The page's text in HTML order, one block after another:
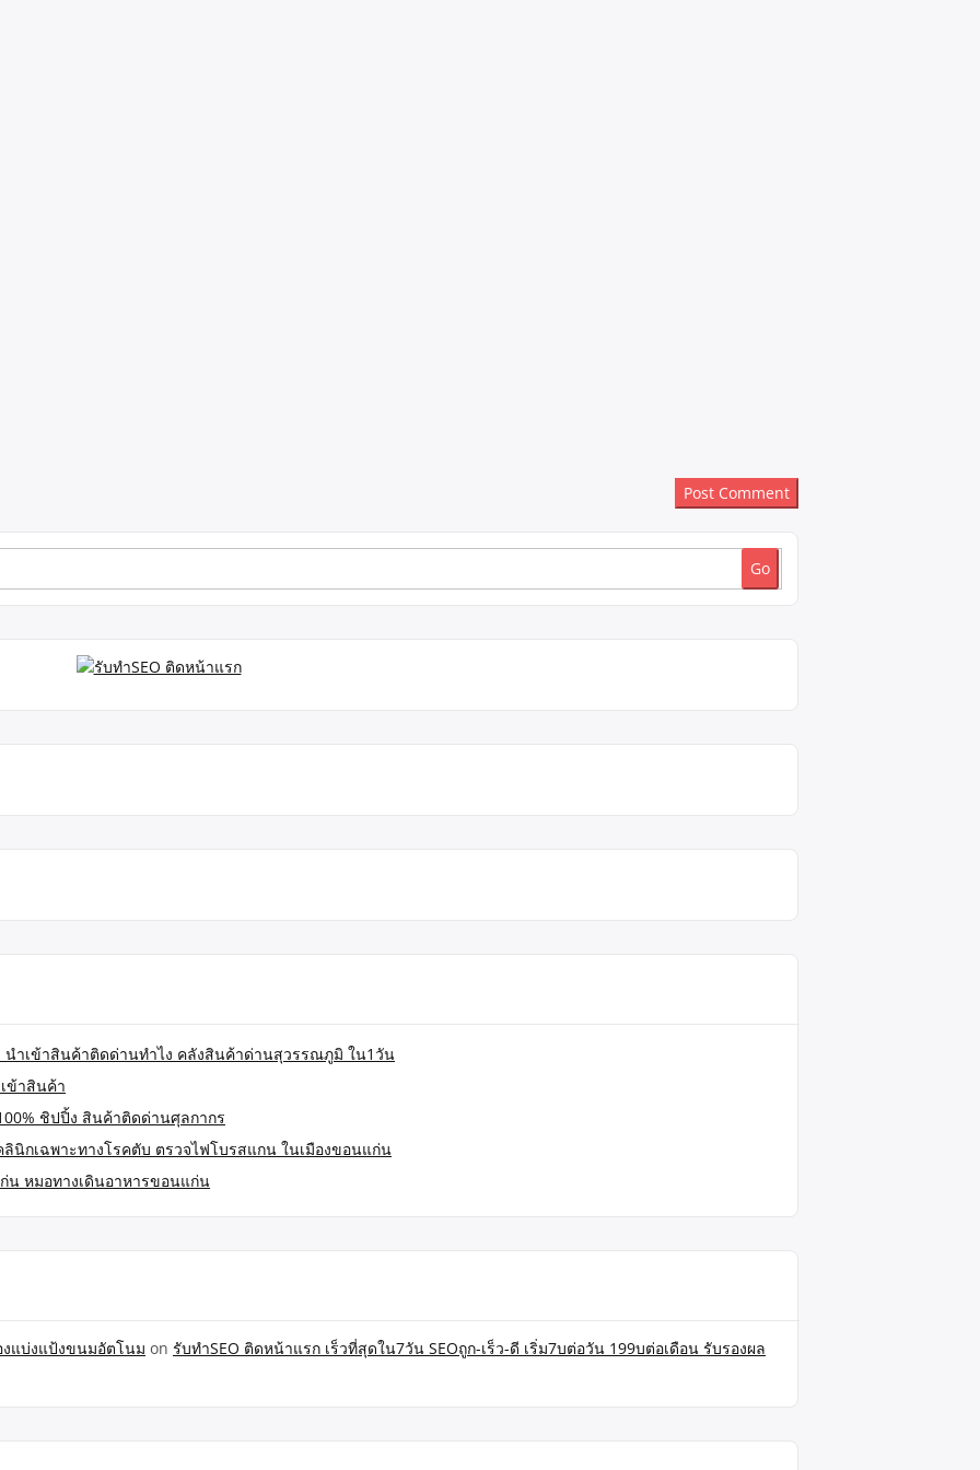
ำเข้าสินค้าติดด่านทำไง คลังสินค้าด่านสุวรรณภูมิ ใน1วัน
ข้าสินค้า
ชิปปิ้ง สินค้าติดด่านศุลกากร
นิกเฉพาะทางโรคตับ ตรวจไฟโบรสแกน ในเมืองขอนแก่น
หมอทางเดินอาหารขอนแก่น
งแบ่งแป้งขนมอัตโนม on รับทำSEO ติดหน้าแรก เร็วที่สุดใน7วัน SEOถูก-เร็ว-ดี เริ่ม7บต่อวัน 199บต่อเดือน รับรองผล